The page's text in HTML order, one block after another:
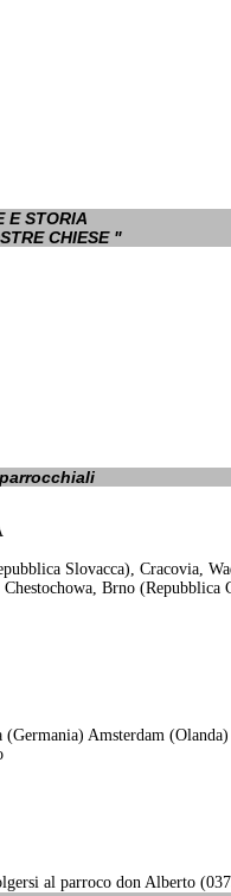
E STORIA
CHIESE "
Slovacca), Cracovia,
Brno (Repubblica
Amsterdam (Olanda)
al parroco don Alberto